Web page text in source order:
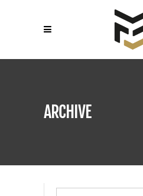
ARCHIVE